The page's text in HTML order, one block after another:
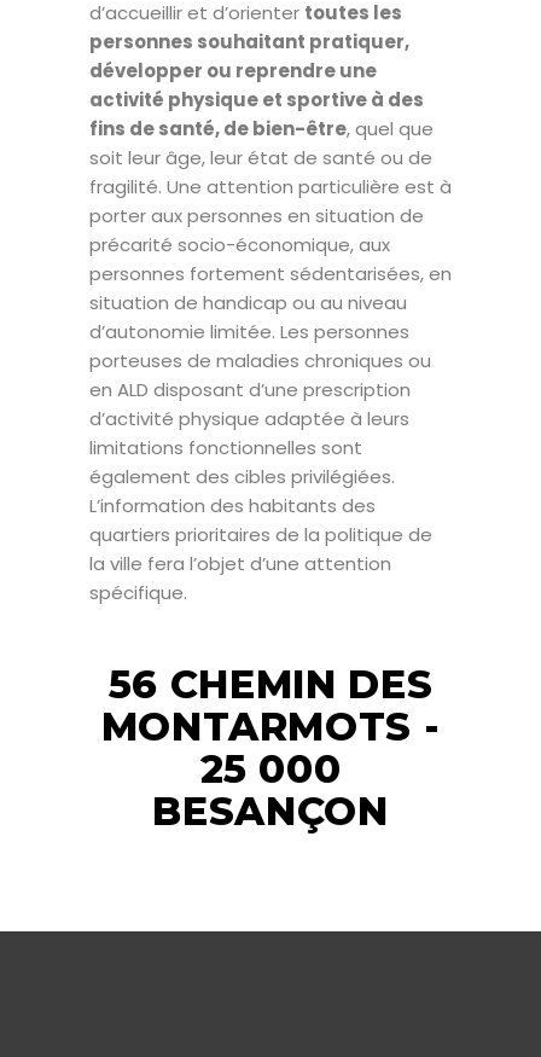
d’accueillir et d’orienter toutes les
personnes souhaitant pratiquer,
développer ou reprendre une
activité physique et sportive à des
fins de santé, de bien-être, quel que
soit leur âge, leur état de santé ou de
fragilité. Une attention particulière est à
porter aux personnes en situation de
précarité socio-économique, aux
personnes fortement sédentarisées, en
situation de handicap ou au niveau
d’autonomie limitée. Les personnes
porteuses de maladies chroniques ou
en ALD disposant d’une prescription
d’activité physique adaptée à leurs
limitations fonctionnelles sont
également des cibles privilégiées.
L’information des habitants des
quartiers prioritaires de la politique de
la ville fera l’objet d’une attention
spécifique.
56 CHEMIN DES
MONTARMOTS -
25 000
BESANÇON